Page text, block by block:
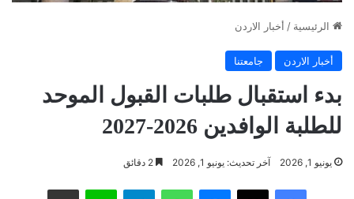
الرئيسية / أخبار الاردن
أخبار الاردن جامعتنا
بدء استقبال طلبات القبول الموحد
للطلبة الوافدين 2026-2027
يونيو 1, 2026 آخر تحديث: يونيو 1, 2026
فيسبوك ‫X ماسنجر واتساب تيلقرام لاين مشاركة عبر البريد